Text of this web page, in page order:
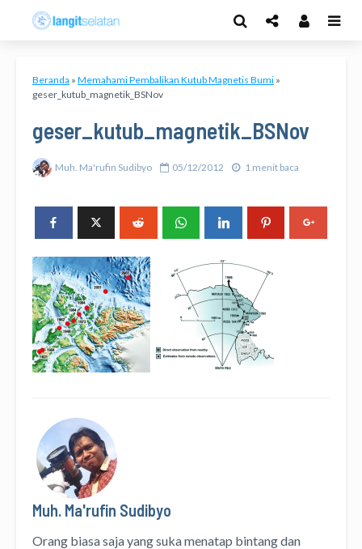
Beranda » Memahami Pembalikan Kutub Magnetis Bumi »
geser_kutub_magnetik_BSNov
geser_kutub_magnetik_BSNov
Muh. Ma'rufin Sudibyo 05/12/2012 1 menit baca
Muh. Ma'rufin Sudibyo
Orang biasa saja yang suka menatap bintang dan